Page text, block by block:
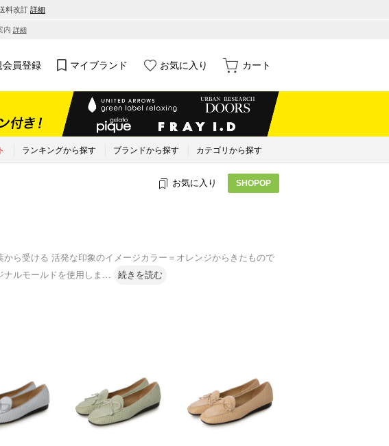
料改訂 詳細
内 詳細
会員登録 マイブランド お気に入り カート
ランキングから探す ブランドから探す カテゴリから探す
お気に入り SHOPOP
ら受ける 活発な印象のイメージカラー＝オレンジからきたもので
ルモールドを使用しま
続きを読む